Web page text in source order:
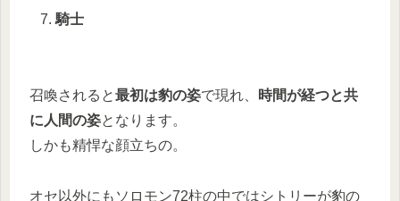
騎士
召喚されると最初は豹の姿で現れ、
時間が経つと共
に人間の姿となります。
しかも精悍な顔立ちの。
オセ以外にもソロモン72柱の中ではシトリーが豹の